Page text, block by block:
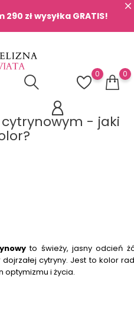
zł wysyłka GRATIS!
0
0
cytrynowym - jaki
to świeży, jasny odcień
dojrzałej cytryny. Jest to kolor
optymizmu i życia.